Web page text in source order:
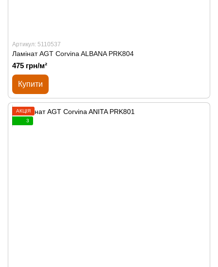
Артикул: 5110537
Ламінат AGT Corvina ALBANA PRK804
475 грн/м²
Купити
АКЦІЯ
3